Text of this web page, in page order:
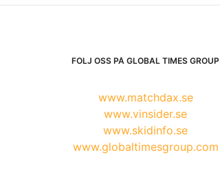
FÖLJ OSS PÅ GLOBAL TIMES GROUP
www.matchdax.se
www.vinsider.se
www.skidinfo.se
www.globaltimesgroup.com